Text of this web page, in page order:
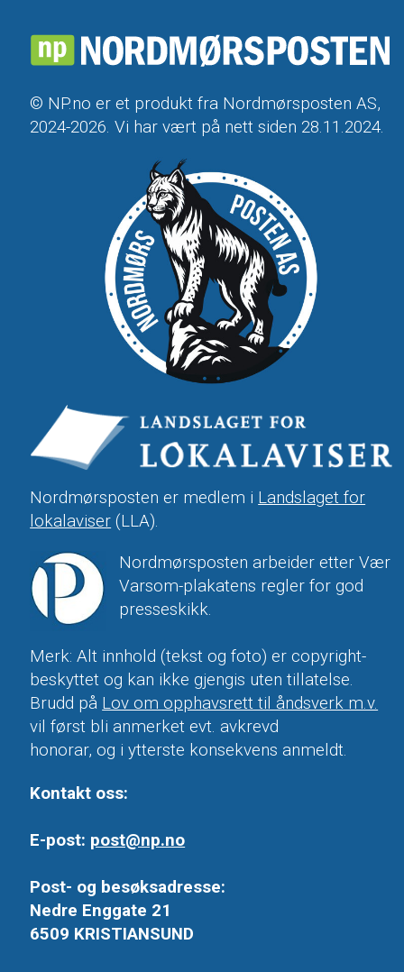
© NP.no er et produkt fra Nordmørsposten AS,
2024-2026. Vi har vært på nett siden 28.11.2024.
Nordmørsposten er medlem i Landslaget for
lokalaviser (LLA).
Nordmørsposten arbeider etter Vær
Varsom-plakatens regler for god
presseskikk.
Merk: Alt innhold (tekst og foto) er copyright-
beskyttet og kan ikke gjengis uten tillatelse.
Brudd på Lov om opphavsrett til åndsverk m.v.
vil først bli anmerket evt. avkrevd
honorar, og i ytterste konsekvens anmeldt.
Kontakt oss:
E-post: post@np.no
Post- og besøksadresse:
Nedre Enggate 21
6509 KRISTIANSUND